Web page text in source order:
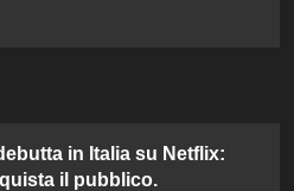
in Italia su Netflix:
il pubblico.